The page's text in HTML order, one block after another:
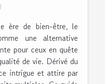
ère de bien-être, le
une alternative
pour ceux en quête
de vie. Dérivé du
intrigue et attire par